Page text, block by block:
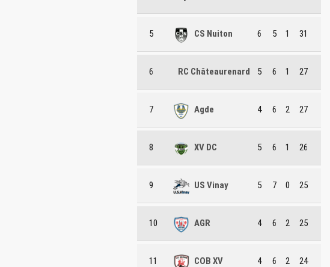
5 CS Nuiton 6 5 1 31
6 RC Châteaurenard 5 6 1 27
7 Agde 4 6 2 27
8 XV DC 5 6 1 26
9 US Vinay 5 7 0 25
10 AGR 4 6 2 25
11 COB XV 4 6 2 24